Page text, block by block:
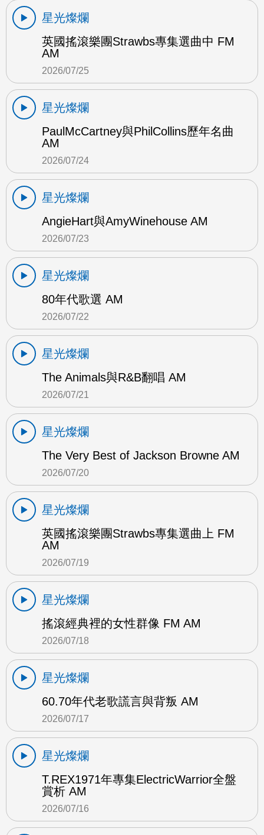
星光燦爛
英國搖滾樂團Strawbs專集選曲中 FM
AM
2026/07/25
星光燦爛
PaulMcCartney與PhilCollins歷年名曲
AM
2026/07/24
星光燦爛
AngieHart與AmyWinehouse AM
2026/07/23
星光燦爛
80年代歌選 AM
2026/07/22
星光燦爛
The Animals與R&B翻唱 AM
2026/07/21
星光燦爛
The Very Best of Jackson Browne AM
2026/07/20
星光燦爛
英國搖滾樂團Strawbs專集選曲上 FM
AM
2026/07/19
星光燦爛
搖滾經典裡的女性群像 FM AM
2026/07/18
星光燦爛
60.70年代老歌謊言與背叛 AM
2026/07/17
星光燦爛
T.REX1971年專集ElectricWarrior全盤
賞析 AM
2026/07/16